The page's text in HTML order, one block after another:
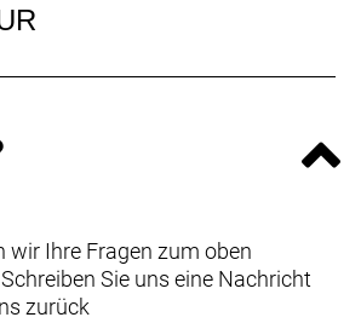
wir Ihre Fragen zum oben
Sie uns eine Nachricht
zurück